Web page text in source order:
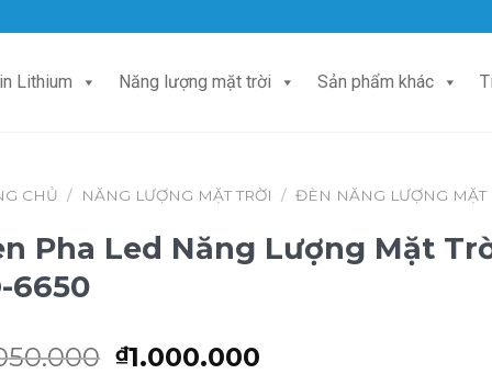
Lithium Năng lượng mặt trời Sản phẩm khác
CHỦ / NĂNG LƯỢNG MẶT TRỜI / ĐÈN NĂNG LƯỢNG MẶT
Pha Led Năng Lượng Mặt
6650
Giá
₫1.000.000